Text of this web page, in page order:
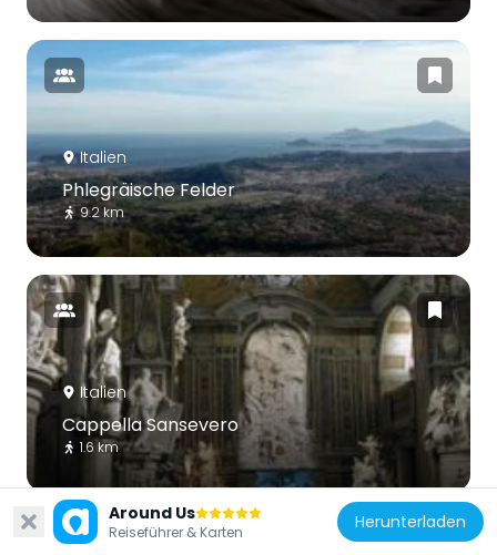
Italien
Phlegräische Felder
9.2 km
Italien
Cappella Sansevero
1.6 km
Around Us
Reiseführer & Karten Herunterladen